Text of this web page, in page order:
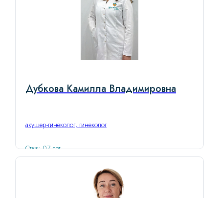
Дубкова Камилла Владимировна
акушер-гинеколог, гинеколог
Стаж: 07 лет